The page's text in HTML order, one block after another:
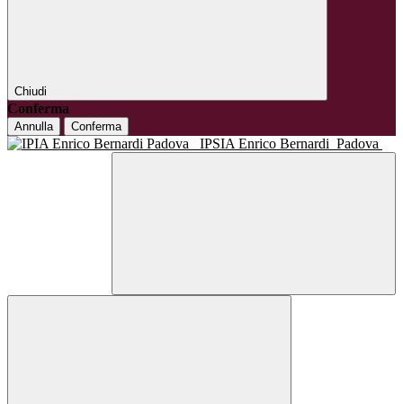
Chiudi
Conferma
Annulla Conferma
IPSIA Enrico Bernardi Padova